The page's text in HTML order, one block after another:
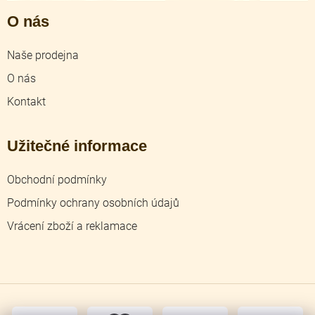
O nás
Naše prodejna
O nás
Kontakt
Užitečné informace
Obchodní podmínky
Podmínky ochrany osobních údajů
Vrácení zboží a reklamace